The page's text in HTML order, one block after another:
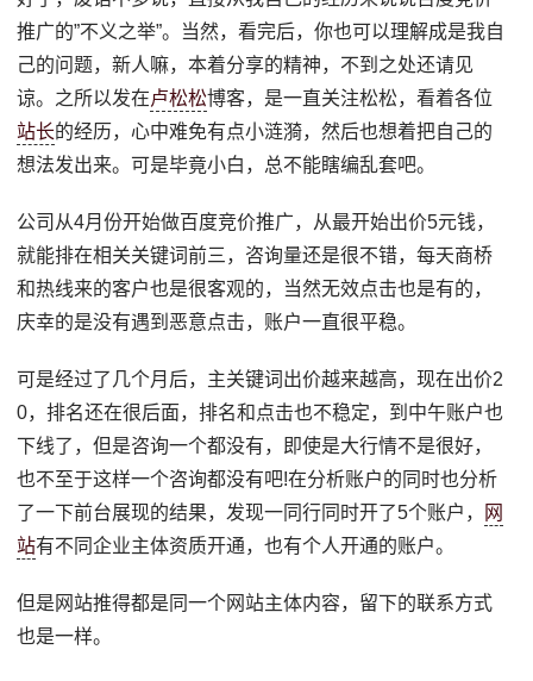
推广的”不义之举”。当然，看完后，你也可以理解成是我自
己的问题，新人嘛，本着分享的精神，不到之处还请见
谅。之所以发在卢松松博客，是一直关注松松，看着各位
站长的经历，心中难免有点小涟漪，然后也想着把自己的
想法发出来。可是毕竟小白，总不能瞎编乱套吧。
公司从4月份开始做百度竞价推广，从最开始出价5元钱，
就能排在相关关键词前三，咨询量还是很不错，每天商桥
和热线来的客户也是很客观的，当然无效点击也是有的，
庆幸的是没有遇到恶意点击，账户一直很平稳。
可是经过了几个月后，主关键词出价越来越高，现在出价2
0，排名还在很后面，排名和点击也不稳定，到中午账户也
下线了，但是咨询一个都没有，即使是大行情不是很好，
也不至于这样一个咨询都没有吧!在分析账户的同时也分析
了一下前台展现的结果，发现一同行同时开了5个账户，
网
站有不同企业主体资质开通，也有个人开通的账户。
但是网站推得都是同一个网站主体内容，留下的联系方式
也是一样。